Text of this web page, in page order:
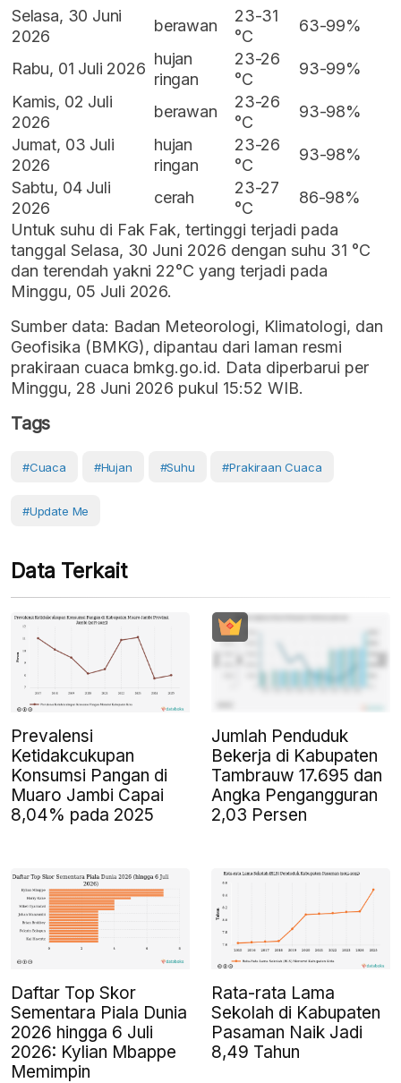
Selasa, 30 Juni
2026
berawan
23-31
°C
63-99%
Rabu, 01 Juli 2026
hujan
ringan
23-26
°C
93-99%
Kamis, 02 Juli
2026
berawan
23-26
°C
93-98%
Jumat, 03 Juli
2026
hujan
ringan
23-26
°C
93-98%
Sabtu, 04 Juli
2026
cerah
23-27
°C
86-98%
Untuk suhu di Fak Fak, tertinggi terjadi pada
tanggal Selasa, 30 Juni 2026 dengan suhu 31 °C
dan terendah yakni 22°C yang terjadi pada
Minggu, 05 Juli 2026.
Sumber data: Badan Meteorologi, Klimatologi, dan
Geofisika (BMKG), dipantau dari laman resmi
prakiraan cuaca bmkg.go.id. Data diperbarui per
Minggu, 28 Juni 2026 pukul 15:52 WIB.
Tags
#cuaca #Hujan #Suhu #prakiraan Cuaca
#Update Me
Data Terkait
Prevalensi
Ketidakcukupan
Konsumsi Pangan di
Muaro Jambi Capai
8,04% pada 2025
Jumlah Penduduk
Bekerja di Kabupaten
Tambrauw 17.695 dan
Angka Pengangguran
2,03 Persen
Daftar Top Skor
Sementara Piala Dunia
2026 hingga 6 Juli
2026: Kylian Mbappe
Memimpin
Rata-rata Lama
Sekolah di Kabupaten
Pasaman Naik Jadi
8,49 Tahun